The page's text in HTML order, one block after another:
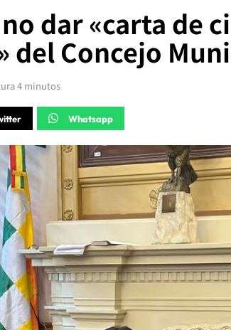
dar «carta de
del Concejo
4 minutos
Whatsapp